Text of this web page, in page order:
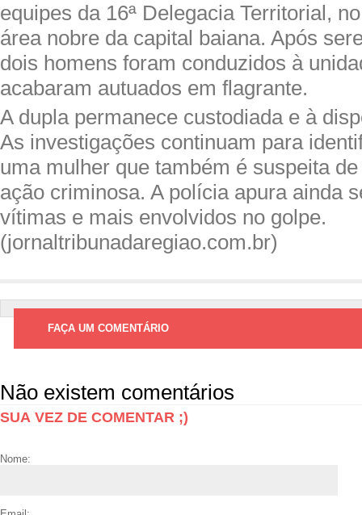
equipes da 16ª Delegacia Territorial,
área nobre da capital baiana. Após
dois homens foram conduzidos à
acabaram autuados em flagrante.
A dupla permanece custodiada e à
As investigações continuam para
uma mulher que também é suspeita
ação criminosa. A polícia apura ainda
vítimas e mais envolvidos no golpe.
(jornaltribunadaregiao.com.br)
FAÇA UM COMENTÁRIO
Não existem comentários
SUA VEZ DE COMENTAR ;)
Nome: